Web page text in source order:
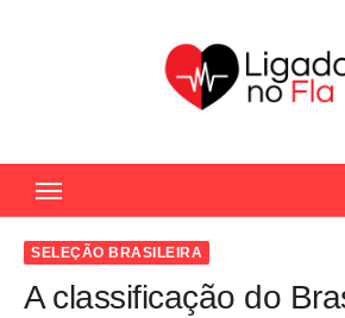
c
SELEÇÃO BRASILEIRA
A classificação do